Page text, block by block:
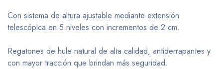
Con sistema de altura ajustable mediante extensión
telescópica en 5 niveles con incrementos de 2 cm.
Regatones de hule natural de alta calidad, antiderrapantes y
con mayor tracción que brindan más seguridad.